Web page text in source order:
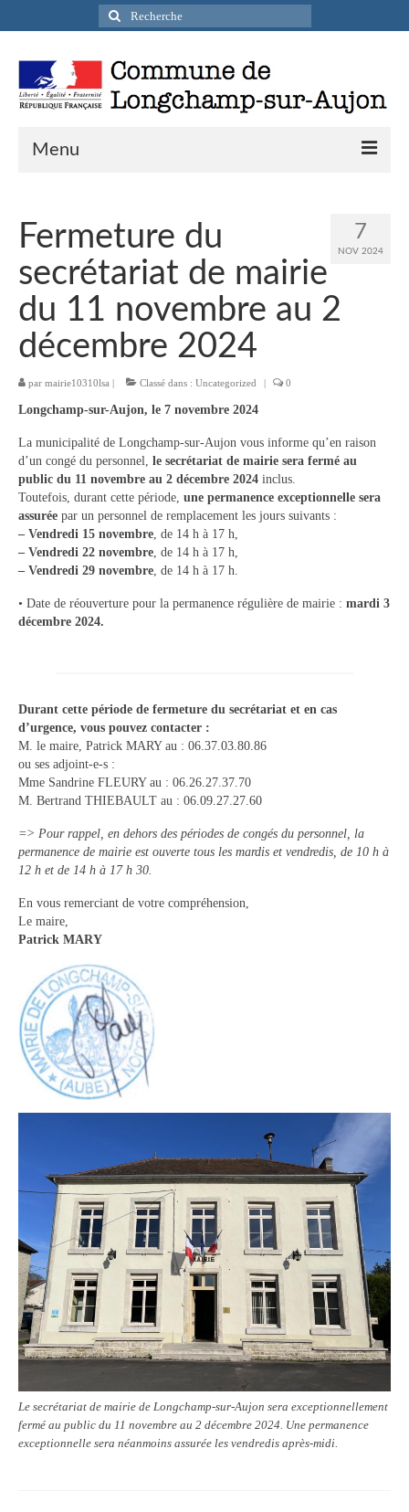
Rechercher
:
Menu
Infos pratiques
Présentation de la commune
Accueil en mairie
Longchamp-sur-Aujon en cartes postales
Accès / Transports
Hébergement
Services publics
Formalités administratives
Santé
Qualité de l’eau
Affouages
Location de salles
Services funéraires
Vie municipale
Le Conseil municipal de Longchamp-sur-
La Communauté de communes
Les réunions du Conseil communautaire
(CCRB)
Budget communal & fiscalité
Vie scolaire
Vie associative
Les associations
Contact
Contacter votre mairie
Informations légales
7
NOV 2024
Fermeture du
secrétariat de mairie
du 11 novembre au 2
décembre 2024
par mairie10310lsa Classé dans : Uncategorized 0
Longchamp-sur-Aujon, le 7 novembre 2024
La municipalité de Longchamp-sur-Aujon vous informe qu’en raison
d’un congé du personnel, le secrétariat de mairie sera fermé au
public du 11 novembre au 2 décembre 2024 inclus.
Toutefois, durant cette période, une permanence exceptionnelle sera
assurée par un personnel de remplacement les jours suivants :
– Vendredi 15 novembre, de 14 h à 17 h,
– Vendredi 22 novembre, de 14 h à 17 h,
– Vendredi 29 novembre, de 14 h à 17 h.
• Date de réouverture pour la permanence régulière de mairie : mardi 3
décembre 2024.
Durant cette période de fermeture du secrétariat et en cas
d’urgence, vous pouvez contacter :
M. le maire, Patrick MARY au : 06.37.03.80.86
ou ses adjoint-e-s :
Mme Sandrine FLEURY au : 06.26.27.37.70
M. Bertrand THIEBAULT au : 06.09.27.27.60
=> Pour rappel, en dehors des périodes de congés du personnel, la
permanence de mairie est ouverte tous les mardis et vendredis, de 10 h à
12 h et de 14 h à 17 h 30.
En vous remerciant de votre compréhension,
Le maire,
Patrick MARY
Le secrétariat de mairie de Longchamp-sur-Aujon sera exceptionnellement
fermé au public du 11 novembre au 2 décembre 2024. Une permanence
exceptionnelle sera néanmoins assurée les vendredis après-midi.